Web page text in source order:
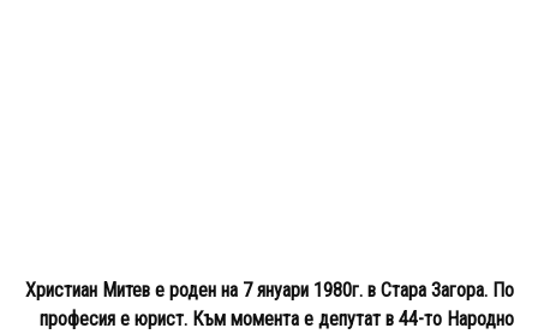
Христиан Митев е роден на 7 януари 1980г. в Стара Загора. По
професия е юрист. Към момента е депутат в 44-то Народно